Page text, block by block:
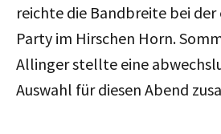
reichte die Bandbreite bei
Party im Hirschen Horn.
Allinger stellte eine
Auswahl für diesen Abend